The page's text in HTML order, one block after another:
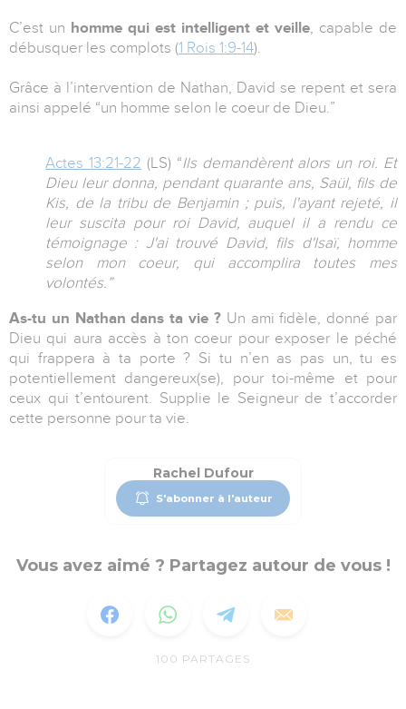
C’est un homme qui est intelligent et veille, capable de
débusquer les complots (1 Rois 1:9-14).
Grâce à l’intervention de Nathan, David se repent et sera
ainsi appelé “un homme selon le coeur de Dieu.”
Actes 13:21-22 (LS) “Ils demandèrent alors un roi. Et
Dieu leur donna, pendant quarante ans, Saül, fils de
Kis, de la tribu de Benjamin ; puis, l'ayant rejeté, il
leur suscita pour roi David, auquel il a rendu ce
témoignage : J'ai trouvé David, fils d'Isaï, homme
selon mon coeur, qui accomplira toutes mes
volontés.”
As-tu un Nathan dans ta vie ?Un ami fidèle, donné par
Dieu qui aura accès à ton coeur pour exposer le péché
qui frappera à ta porte ? Si tu n’en as pas un, tu es
potentiellement dangereux(se), pour toi-même et pour
ceux qui t’entourent. Supplie le Seigneur de t’accorder
cette personne pour ta vie.
Rachel Dufour
S'abonner à l'auteur
Vous avez aimé ? Partagez autour de vous !
100 PARTAGES